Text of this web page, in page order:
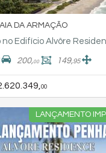
DA ARMAÇÃO
200,00 149,95
00
LANÇAMENTO